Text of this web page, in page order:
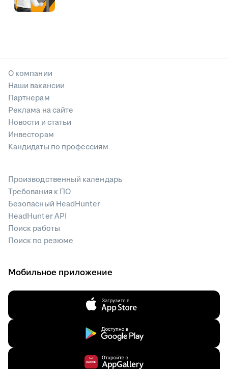
О компании
Наши вакансии
Партнерам
Реклама на сайте
Новости и статьи
Инвесторам
Кандидаты по профессиям
Производственный календарь
Требования к ПО
Безопасный HeadHunter
HeadHunter API
Поиск работы
Поиск по резюме
Мобильное приложение